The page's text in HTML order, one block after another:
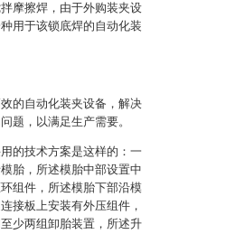
摩擦焊，由于外购装夹设
用于该锁底焊的自动化装
的自动化装夹设备，解决
题，以满足生产需要。
的技术方案是这样的：一
胎，所述模胎中部设置中
组件，所述模胎下部沿模
接板上安装有外压组件，
少两组卸胎装置，所述升